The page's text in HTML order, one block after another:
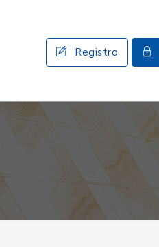
Registro